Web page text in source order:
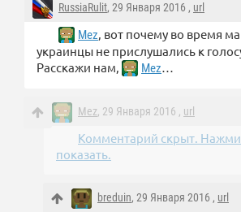
RussiaRulit, 29 Января 2016 , url
Mez, вот почему во время
украинцы не прислушались к
Расскажи нам,
Mez…
Mez, 29 Января 2016 , url
Комментарий скрыт.
показать.
breduin, 29 Января 2016 , url